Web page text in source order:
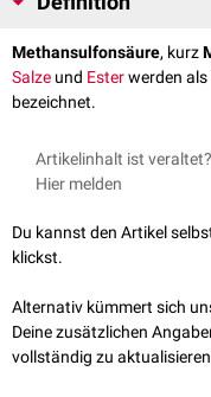
Methansulfonsäure, kurz
Salze und Esterwerden
bezeichnet.
Artikelinhalt ist veraltet?
Hier melden
Du kannst den Artikel
klickst.
Alternativ kümmert sich
Deine zusätzlichen
vollständig zu